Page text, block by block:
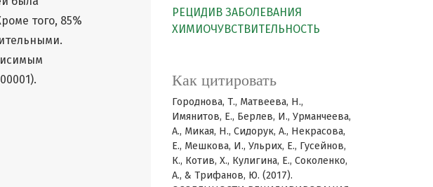
РЕЦИДИВ ЗАБОЛЕВАНИЯ
ХИМИОЧУВСТВИТЕЛЬНОСТЬ
Как цитировать
Городнова, Т., Матвеева, Н.,
Имянитов, Е., Берлев, И., Урманчеева,
А., Микая, Н., Сидорук, А., Некрасова,
Е., Мешкова, И., Ульрих, Е., Гусейнов,
К., Котив, Х., Кулигина, Е., Соколенко,
А., & Трифанов, Ю. (2017).
того, 85%